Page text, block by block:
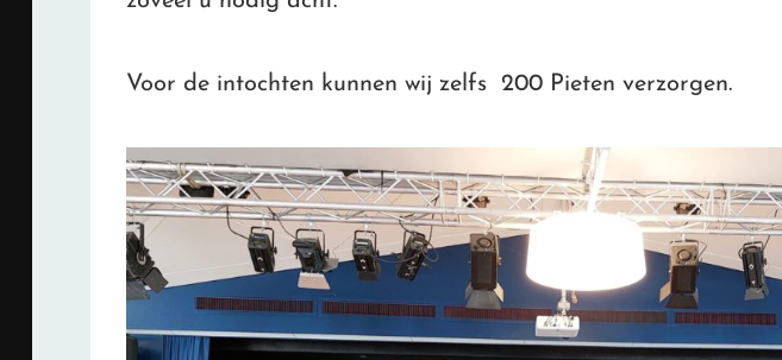
Voor de intochten kunnen wij zelfs 200 Pieten verzorgen.